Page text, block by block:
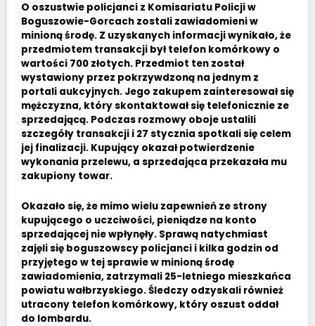
O oszustwie policjanci z Komisariatu Policji w
Boguszowie-Gorcach zostali zawiadomieni w
minioną środę. Z uzyskanych informacji wynikało, że
przedmiotem transakcji był telefon komórkowy o
wartości 700 złotych. Przedmiot ten został
wystawiony przez pokrzywdzoną na jednym z
portali aukcyjnych. Jego zakupem zainteresował się
mężczyzna, który skontaktował się telefonicznie ze
sprzedającą. Podczas rozmowy oboje ustalili
szczegóły transakcji i 27 stycznia spotkali się celem
jej finalizacji. Kupujący okazał potwierdzenie
wykonania przelewu, a sprzedająca przekazała mu
zakupiony towar.
Okazało się, że mimo wielu zapewnień ze strony
kupującego o uczciwości, pieniądze na konto
sprzedającej nie wpłynęły. Sprawą natychmiast
zajęli się boguszowscy policjanci i kilka godzin od
przyjętego w tej sprawie w minioną środę
zawiadomienia, zatrzymali 25-letniego mieszkańca
powiatu wałbrzyskiego. Śledczy odzyskali również
utracony telefon komórkowy, który oszust oddał
do lombardu.